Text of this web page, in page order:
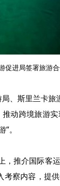
进局签署旅游合
、斯里兰卡
动跨境旅游
。
，推介国际客
察内容，提